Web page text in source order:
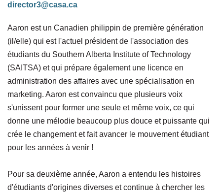
director3@casa.ca
Aaron est un Canadien philippin de première génération
(il/elle) qui est l'actuel président de l'association des
étudiants du Southern Alberta Institute of Technology
(SAITSA) et qui prépare également une licence en
administration des affaires avec une spécialisation en
marketing. Aaron est convaincu que plusieurs voix
s'unissent pour former une seule et même voix, ce qui
donne une mélodie beaucoup plus douce et puissante qui
crée le changement et fait avancer le mouvement étudiant
pour les années à venir !
Pour sa deuxième année, Aaron a entendu les histoires
d'étudiants d'origines diverses et continue à chercher les